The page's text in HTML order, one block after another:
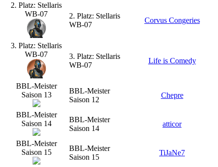
2. Platz: Stellaris
WB-07
2. Platz: Stellaris
WB-07
Corvus Congeries
3. Platz: Stellaris
WB-07
3. Platz: Stellaris
WB-07
Life is Comedy
BBL-Meister
Saison 13
BBL-Meister
Saison 12
Chepre
BBL-Meister
Saison 14
BBL-Meister
Saison 14
atticor
BBL-Meister
Saison 15
BBL-Meister
Saison 15
TiJaNe7